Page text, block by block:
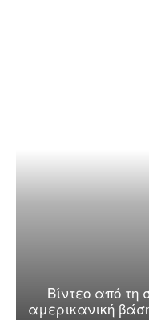
Βίντεο από τη
αμερικανική